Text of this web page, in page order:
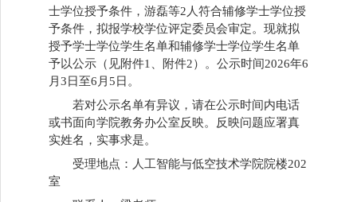
士学位授予条件， 游磊等2人符合辅修学士学位授
予条件，拟报学校学位评定委员会审定。现就拟
授予学士学位学生名单和辅修学士学位学生名单
予以公示（见附件1、附件2）。 公示时间2026年6
月 3 日至6 月 5 日。
若对公示名单有异议，请在公示时间内电话
或书面向学院教务办公室反映。反映问题应署真
实姓名，实事求是。
受理地点： 人工智能与低空技术学院院楼202
室